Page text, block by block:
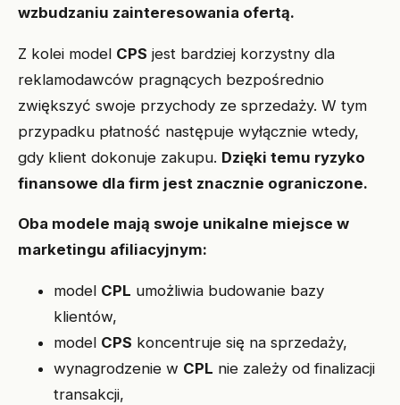
wzbudzaniu zainteresowania ofertą.
Z kolei model CPS jest bardziej korzystny dla
reklamodawców pragnących bezpośrednio
zwiększyć swoje przychody ze sprzedaży. W tym
przypadku płatność następuje wyłącznie wtedy,
gdy klient dokonuje zakupu. Dzięki temu ryzyko
finansowe dla firm jest znacznie ograniczone.
Oba modele mają swoje unikalne miejsce w
marketingu afiliacyjnym:
model CPL umożliwia budowanie bazy
klientów,
model CPS koncentruje się na sprzedaży,
wynagrodzenie w CPL nie zależy od finalizacji
transakcji,